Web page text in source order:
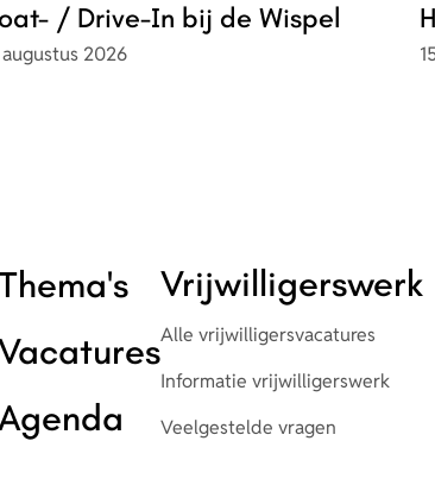
/ Drive-In bij de Wispel
2026
Vrijwilligerswerk
Alle vrijwilligersvacatures
Informatie vrijwilligerswerk
Veelgestelde vragen